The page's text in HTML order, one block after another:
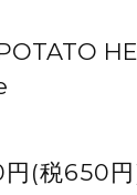
円(税650